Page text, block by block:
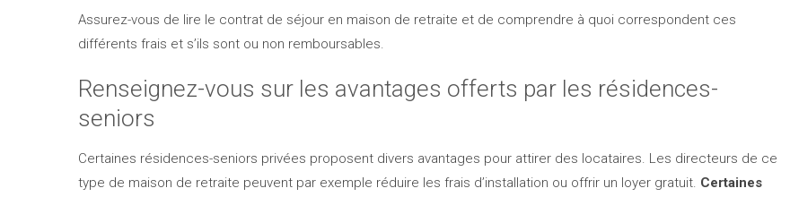
Assurez-vous de lire le contrat de séjour en maison de retraite et de comprendre à quoi correspondent ces
différents frais et s’ils sont ou non remboursables.
Renseignez-vous sur les avantages offerts par les résidences-
seniors
Certaines résidences-seniors privées proposent divers avantages pour attirer des locataires. Les directeurs de ce
type de maison de retraite peuvent par exemple réduire les frais d’installation ou offrir un loyer gratuit. Certaines